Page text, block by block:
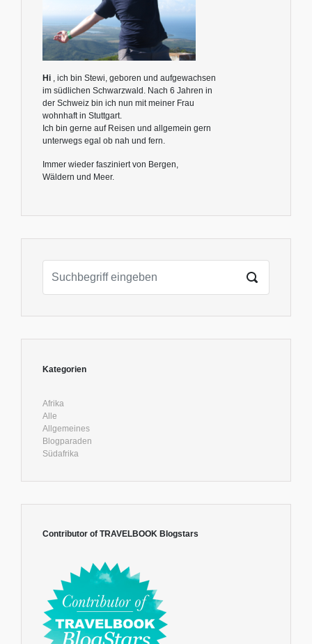
Hi , ich bin Stewi, geboren und aufgewachsen
im südlichen Schwarzwald. Nach 6 Jahren in
der Schweiz bin ich nun mit meiner Frau
wohnhaft in Stuttgart.
Ich bin gerne auf Reisen und allgemein gern
unterwegs egal ob nah und fern.
Immer wieder fasziniert von Bergen,
Wäldern und Meer.
Kategorien
Afrika
Alle
Allgemeines
Blogparaden
Südafrika
Contributor of TRAVELBOOK Blogstars